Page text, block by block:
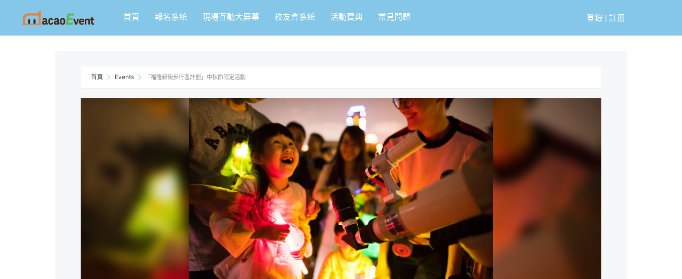
首頁 報名系統 現場互動大屏幕 校友會系統 活動寶典 常見問題 登錄| 註冊
首頁 Events 「福隆新街步行區計劃」中秋節限定活動